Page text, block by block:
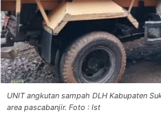
UNIT angkutan sampah DLH Kabupaten
area pascabanjir. Foto : Ist